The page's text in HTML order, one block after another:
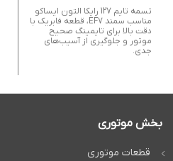
تسمه تایم 127 رایکا التون ایساکو
مناسب سمند EF7، قطعه فابریک با
دقت بالا برای تایمینگ صحیح
موتور و جلوگیری از آسیب‌های
جدی.
بخش موتوری
قطعات موتوری